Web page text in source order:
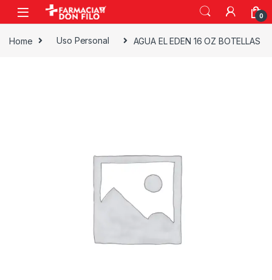
0
Home Uso Personal AGUA EL EDEN 16 OZ BOTELLAS